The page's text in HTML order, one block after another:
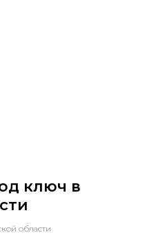
ключ в
области